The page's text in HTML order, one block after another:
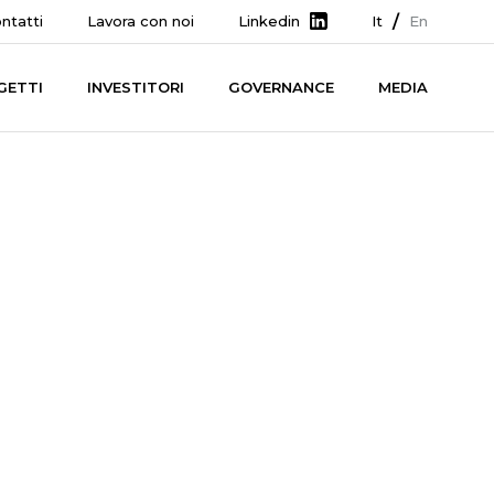
It En
Lavora con noi Linkedin
INVESTITORI GOVERNANCE MEDIA